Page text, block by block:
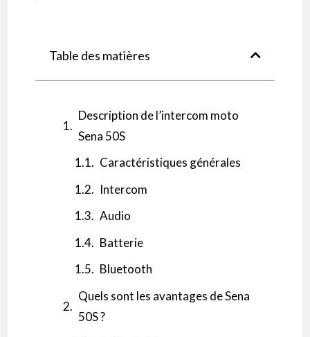
Table des matières
Description de l’intercom moto
Sena 50S
Caractéristiques générales
Intercom
Audio
Batterie
Bluetooth
Quels sont les avantages de Sena
50S ?